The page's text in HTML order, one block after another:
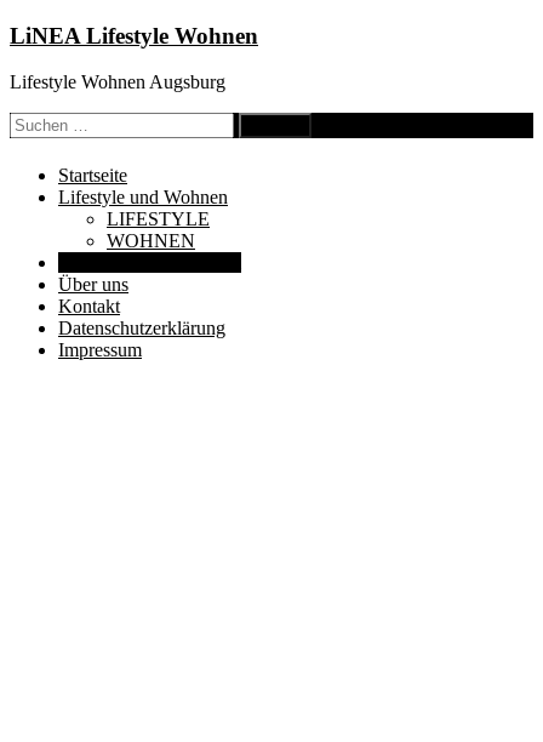
Zum
springen
LiNEA Lifestyle Wohnen
Lifestyle Wohnen Augsburg
Suche
nach:
Startseite
Lifestyle und Wohnen
LIFESTYLE
WOHNEN
Über uns
Kontakt
Datenschutzerklärung
Impressum